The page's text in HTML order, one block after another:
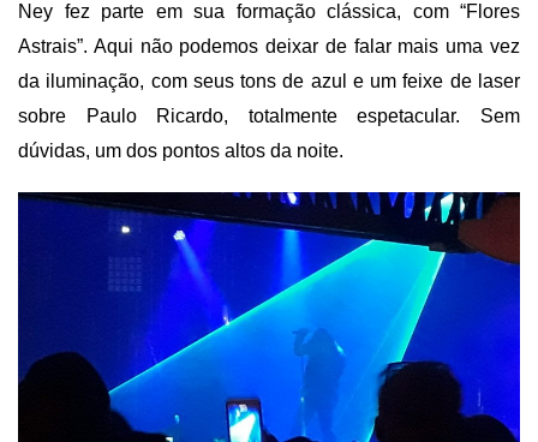
Ney fez parte em sua formação clássica, com “Flores
Astrais”. Aqui não podemos deixar de falar mais uma vez
da iluminação, com seus tons de azul e um feixe de laser
sobre Paulo Ricardo, totalmente espetacular. Sem
dúvidas, um dos pontos altos da noite.